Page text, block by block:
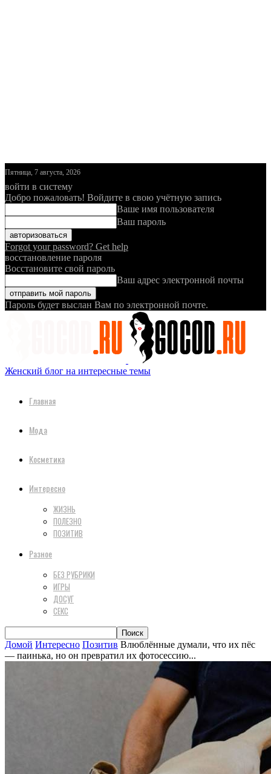
Пятница, 7 августа, 2026
войти в систему
Добро пожаловать! Войдите в свою учётную запись
Ваше имя пользователя
Ваш пароль
Forgot your password? Get help
восстановление пароля
Восстановите свой пароль
Ваш адрес электронной почты
Пароль будет выслан Вам по электронной почте.
Женский блог на интересные темы
Главная
Мода
Косметика
Интересно
ЖИЗНЬ
ПОЛЕЗНО
ПОЗИТИВ
Разное
БЕЗ РУБРИКИ
ИГРЫ
ДОСУГ
СЕКС
Домой Интересно Позитив Влюблённые думали, что их пёс
— паинька, но он превратил их фотосессию...